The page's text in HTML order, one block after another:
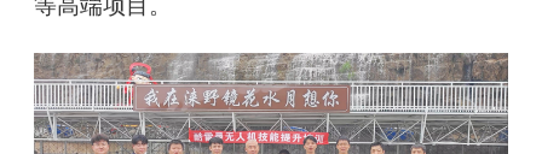
等高端项目。